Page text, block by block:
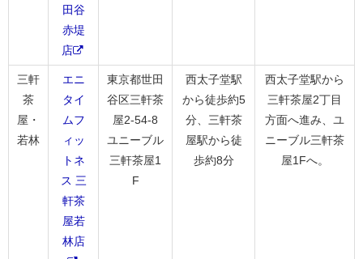
田谷
赤堤
店
三軒
茶
屋・
若林
エニ
タイ
ムフ
ィッ
トネ
ス 三
軒茶
屋若
林店
東京都世田
谷区三軒茶
屋2-54-8
ユニーブル
三軒茶屋1
F
西太子堂駅
から徒歩約5
分、三軒茶
屋駅から徒
歩約8分
西太子堂駅から
三軒茶屋2丁目
方面へ進み、ユ
ニーブル三軒茶
屋1Fへ。